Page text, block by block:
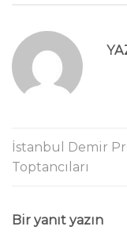
İstanbul Demir
Toptancıları
Bir yanıt yazın